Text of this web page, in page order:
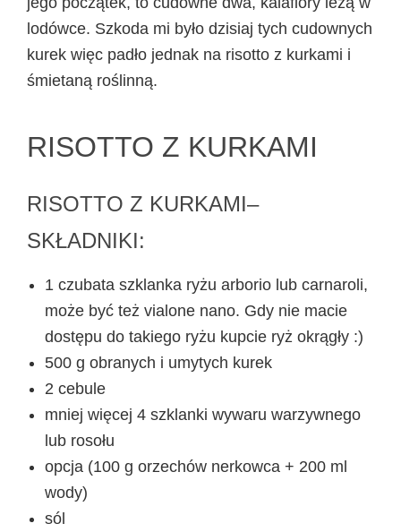
lodówce. Szkoda mi było dzisiaj tych cudownych
kurek więc padło jednak na risotto z kurkami i
śmietaną roślinną.
RISOTTO Z KURKAMI
RISOTTO Z KURKAMI–
SKŁADNIKI:
1 czubata szklanka ryżu arborio lub carnaroli,
może być też vialone nano. Gdy nie macie
dostępu do takiego ryżu kupcie ryż okrągły :)
500 g obranych i umytych kurek
2 cebule
mniej więcej 4 szklanki wywaru warzywnego
lub rosołu
opcja (100 g orzechów nerkowca + 200 ml
wody)
sól